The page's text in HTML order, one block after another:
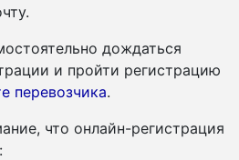
дождаться
и пройти регистрацию
перевозчика.
что онлайн-регистрация